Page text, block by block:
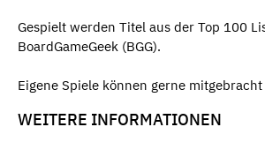
Gespielt werden Titel aus der Top 100
BoardGameGeek (BGG).
Eigene Spiele können gerne
WEITERE INFORMATIONEN